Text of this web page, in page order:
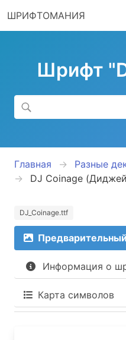
ШРИФТОМАНИЯ
Шрифт
Главная
Разные
DJ Coinage
DJ_Coinage.ttf
Информация о
Карта символов